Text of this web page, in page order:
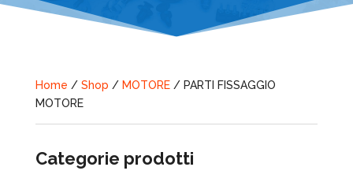
Home / Shop / MOTORE/ PARTI FISSAGGIO
MOTORE
Categorie prodotti